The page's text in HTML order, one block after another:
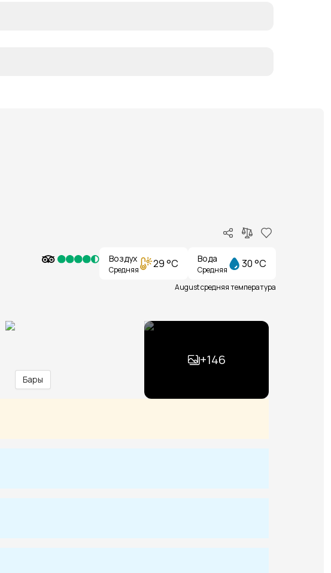
Воздух
Средняя 29 °C Вода
Средняя 30 °C
August средняя температура
Бары
+146